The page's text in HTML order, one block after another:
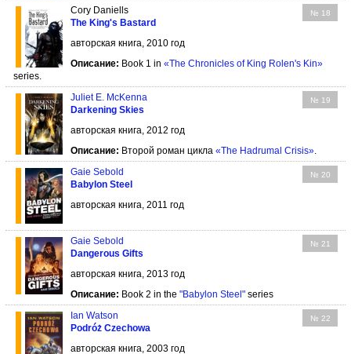
№ 18
Cory Daniells
The King's Bastard
авторская книга, 2010 год
Описание: Book 1 in «The Chronicles of King Rolen's Kin»
series.
№ 19
Juliet E. McKenna
Darkening Skies
авторская книга, 2012 год
Описание: Второй роман цикла «The Hadrumal Crisis».
№ 20
Gaie Sebold
Babylon Steel
авторская книга, 2011 год
№ 21
Gaie Sebold
Dangerous Gifts
авторская книга, 2013 год
Описание: Book 2 in the "Babylon Steel" series
№ 22
Ian Watson
Podróż Czechowa
авторская книга, 2003 год